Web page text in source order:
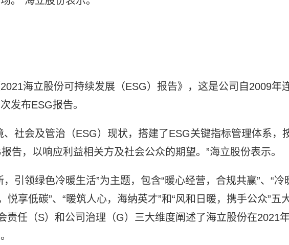
海立股份可持续发展（ESG）报告》，这是公司自2009年
发布ESG报告。
、社会及管治（ESG）现状，搭建了ESG关键指标管理体系，
告，以响应利益相关方及社会公众的期望。”海立股份表示。
引领绿色冷暖生活”为主题，包含“暖心经营，合规共赢”、“冷
悦享低碳”、“暖筑人心，海纳英才”和“风和日暖，携手公众”五
责任（S）和公司治理（G）三大维度阐述了海立股份在2021年